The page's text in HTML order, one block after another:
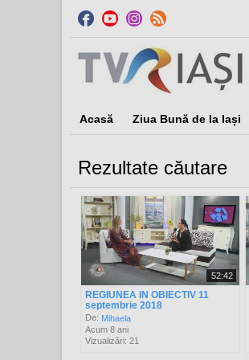
Acasă Ziua Bună de la Iași
Rezultate căutare
52:42
REGIUNEA IN OBIECTIV 11
septembrie 2018
De: Mihaela
Acum 8 ani
Vizualizări: 21